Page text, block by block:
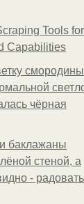
Tools for
Capabilities
чёрная
баклажаны
стеной, а
-